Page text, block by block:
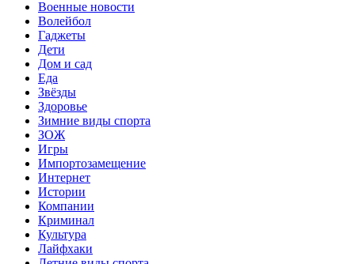
Военные новости
Волейбол
Гаджеты
Дети
Дом и сад
Еда
Звёзды
Здоровье
Зимние виды спорта
ЗОЖ
Игры
Импортозамещение
Интернет
Истории
Компании
Криминал
Культура
Лайфхаки